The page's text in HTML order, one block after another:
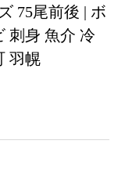
75尾前後 | ボ
刺身 魚介 冷
羽幌